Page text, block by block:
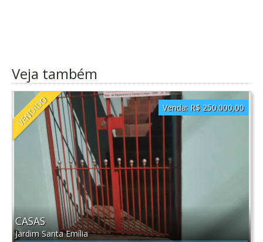
Veja também
VENDIDO
CASAS
Jardim Santa Emília
Venda: R$ 250.000,00